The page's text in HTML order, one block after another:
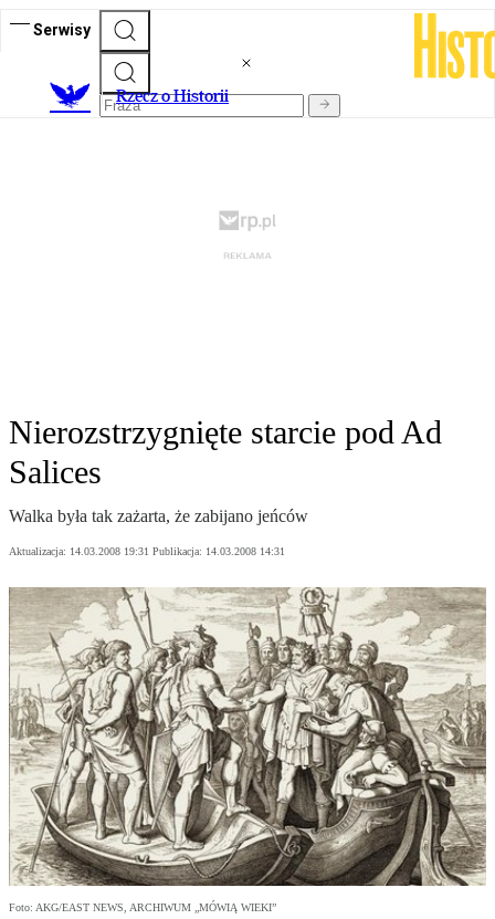
Serwisy
Rzecz o Historii
Nierozstrzygnięte starcie pod Ad
Salices
Walka była tak zażarta, że zabijano jeńców
Aktualizacja: 14.03.2008 19:31 Publikacja: 14.03.2008 14:31
Foto: AKG/EAST NEWS, ARCHIWUM „MÓWIĄ WIEKI”